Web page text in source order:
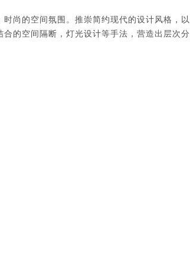
尚的空间氛围。推崇简约现代的设计风格
的空间隔断，灯光设计等手法，营造出层